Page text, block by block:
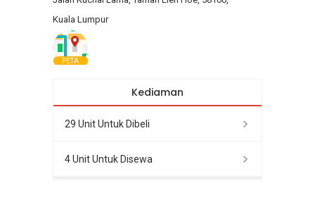
Kuala Lumpur
PETA
Kediaman
29 Unit Untuk Dibeli
4 Unit Untuk Disewa